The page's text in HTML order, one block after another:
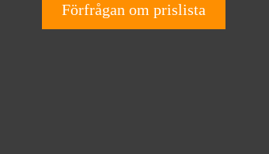
Förfrågan om prislista